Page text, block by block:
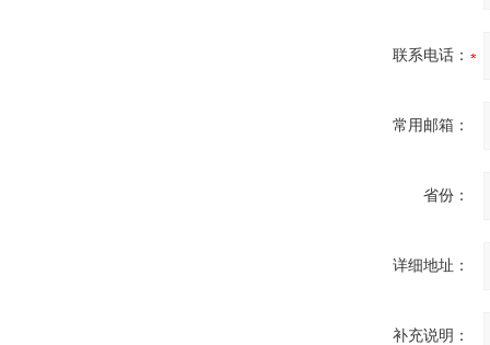
联系电话：
常用邮箱：
省份：
详细地址：
补充说明：